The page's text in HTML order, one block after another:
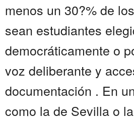
menos un 30?% de
sean estudiantes
democráticamente o
voz deliberante y
documentación . En
como la de Sevilla o